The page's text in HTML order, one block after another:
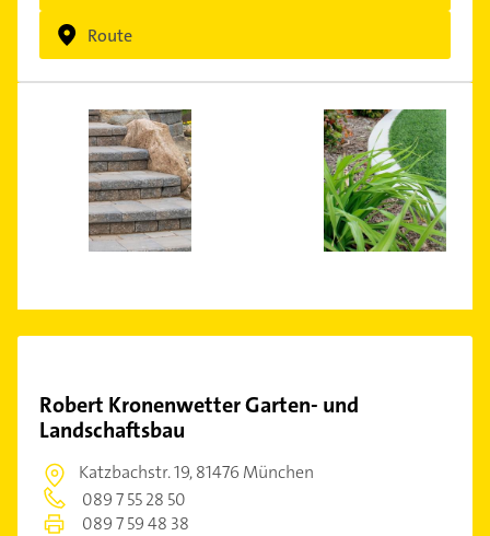
Route
Robert Kronenwetter Garten- und
Landschaftsbau
Katzbachstr. 19,81476 München
089 7 55 28 50
089 7 59 48 38